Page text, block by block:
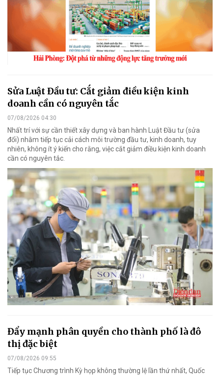
Sửa Luật Đầu tư: Cắt giảm điều kiện kinh
doanh cần có nguyên tắc
07/08/2026 04:30
Nhất trí với sự cần thiết xây dựng và ban hành Luật Đầu tư (sửa
đổi) nhằm tiếp tục cải cách môi trường đầu tư, kinh doanh, tuy
nhiên, không ít ý kiến cho rằng, việc cắt giảm điều kiện kinh doanh
cần có nguyên tắc.
Đẩy mạnh phân quyền cho thành phố là đô
thị đặc biệt
07/08/2026 09:55
Tiếp tục Chương trình Kỳ họp không thường lệ lần thứ nhất, Quốc